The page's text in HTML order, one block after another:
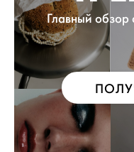
Главный обзор